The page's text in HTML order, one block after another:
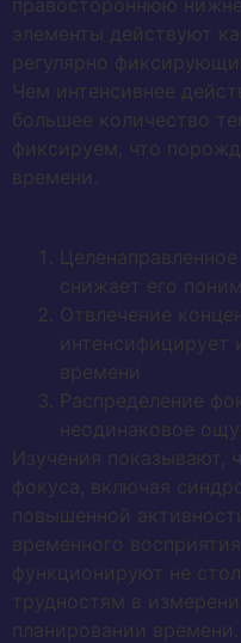
правостороннюю
элементы действуют
регулярно
Чем интенсивнее
большее количество
фиксируем, что
времени.
снижает его
Отвлечение
интенсифицирует
времени
Распределение
неодинаковое
Изучения показывают,
фокуса, включая
повышенной
временного
функционируют не
трудностям в
планировании времени.